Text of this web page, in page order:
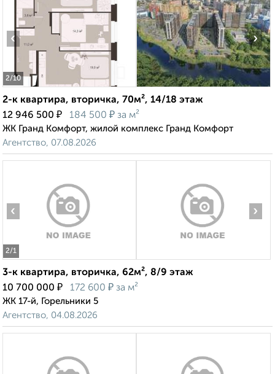
2/10
‹ ›
2-к квартира, вторичка, 70м², 14/18 этаж
12 946 500 ₽ 184 500 ₽ за м²
ЖК Гранд Комфорт, жилой комплекс Гранд Комфорт
Агентство, 07.08.2026
2/1
‹ ›
3-к квартира, вторичка, 62м², 8/9 этаж
10 700 000 ₽ 172 600 ₽ за м²
ЖК 17-й, Горельники 5
Агентство, 04.08.2026